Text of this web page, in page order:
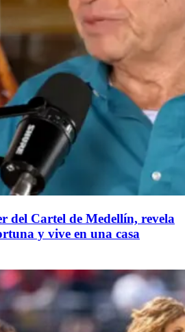
del Cartel de Medellín, revela
y vive en una casa